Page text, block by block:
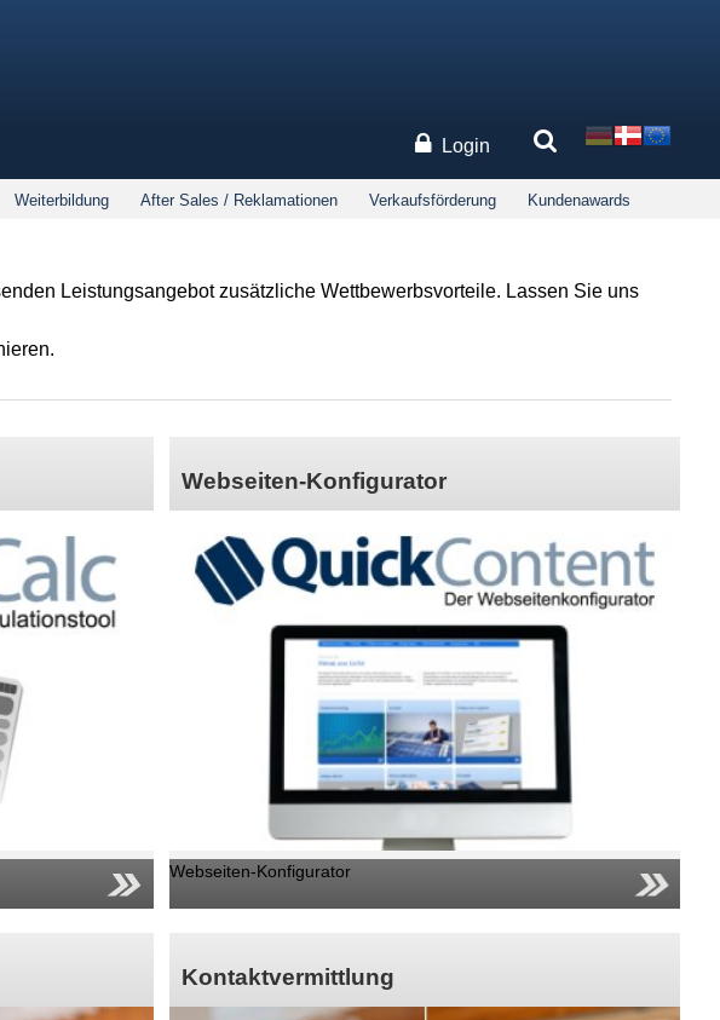
Login
Weiterbildung After Sales / Reklamationen Verkaufsförderung Kundenawards
Leistungsangebot zusätzliche Wettbewerbsvorteile. Lassen Sie uns
Webseiten-Konfigurator
Webseiten-Konfigurator
Kontaktvermittlung